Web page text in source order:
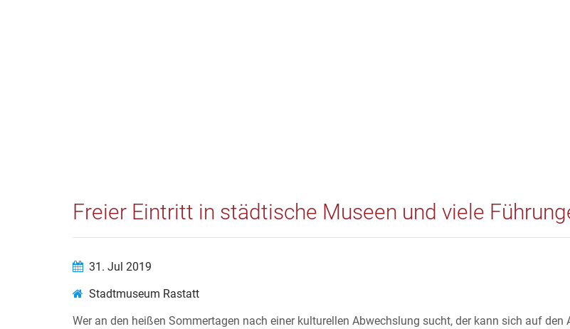
Freier Eintritt in städtische Museen und viele
31. Jul 2019
Stadtmuseum Rastatt
Wer an den heißen Sommertagen nach einer kulturellen Abwechslung sucht, der kann sich auf den